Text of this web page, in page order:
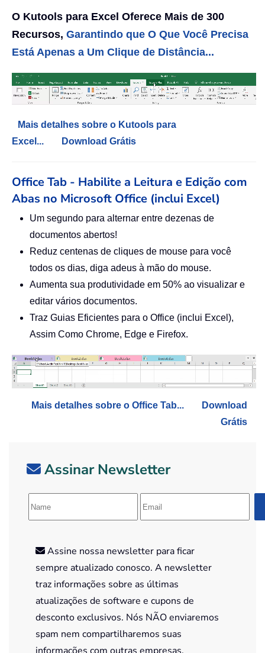
O Kutools para Excel Oferece Mais de 300
Recursos, Garantindo que O Que Você Precisa
Está Apenas a Um Clique de Distância...
Mais detalhes sobre o Kutools para
Excel...
Download Grátis
Office Tab - Habilite a Leitura e Edição com
Abas no Microsoft Office (inclui Excel)
Um segundo para alternar entre dezenas de
documentos abertos!
Reduz centenas de cliques de mouse para você
todos os dias, diga adeus à mão do mouse.
Aumenta sua produtividade em 50% ao visualizar e
editar vários documentos.
Traz Guias Eficientes para o Office (inclui Excel),
Assim Como Chrome, Edge e Firefox.
Mais detalhes sobre o Office Tab...
Download
Grátis
Assinar Newsletter
Assine nossa newsletter para ficar
sempre atualizado conosco. A newsletter
traz informações sobre as últimas
atualizações de software e cupons de
desconto exclusivos. Nós NÃO enviaremos
spam nem compartilharemos suas